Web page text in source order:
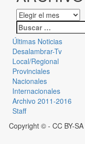
Últimas Noticias
Desalambrar-Tv
Local/Regional
Provinciales
Nacionales
Internacionales
Archivo 2011-2016
Staff
Copyright © - CC BY-SA